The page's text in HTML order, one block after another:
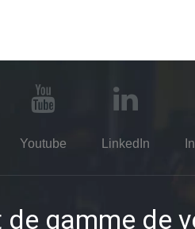
Youtube LinkedIn
gamme de